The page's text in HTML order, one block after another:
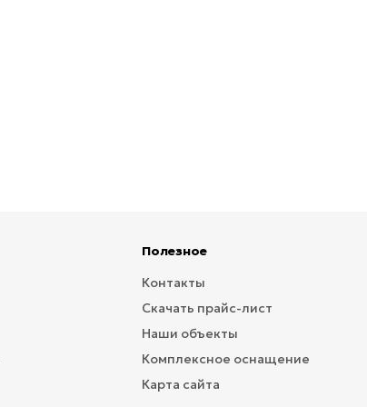
Полезное
Контакты
Скачать прайс-лист
Наши объекты
Комплексное оснащение
Карта сайта